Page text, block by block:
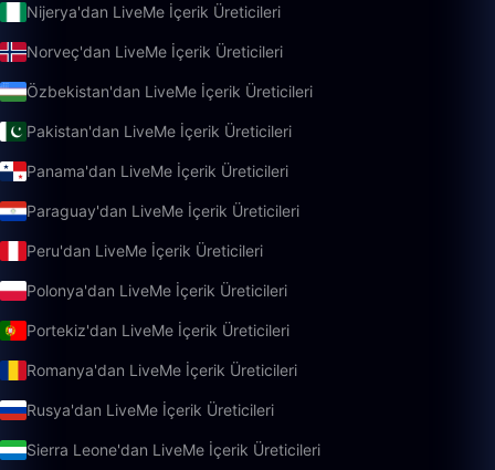
Nijerya'dan LiveMe İçerik Üreticileri
Norveç'dan LiveMe İçerik Üreticileri
Özbekistan'dan LiveMe İçerik Üreticileri
Pakistan'dan LiveMe İçerik Üreticileri
Panama'dan LiveMe İçerik Üreticileri
Paraguay'dan LiveMe İçerik Üreticileri
Peru'dan LiveMe İçerik Üreticileri
Polonya'dan LiveMe İçerik Üreticileri
Portekiz'dan LiveMe İçerik Üreticileri
Romanya'dan LiveMe İçerik Üreticileri
Rusya'dan LiveMe İçerik Üreticileri
Sierra Leone'dan LiveMe İçerik Üreticileri